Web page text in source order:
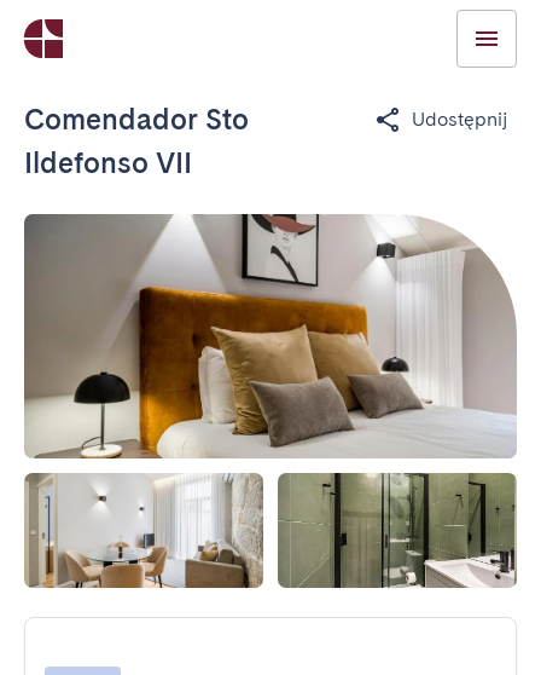
Comendador Sto
Ildefonso VII
Udostępnij